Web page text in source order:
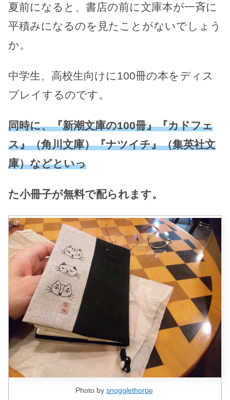
夏前になると、書店の前に文庫本が一斉に
平積みになるのを見たことがないでしょう
か。
中学生、高校生向けに100冊の本をディス
プレイするのです。
同時に、『新潮文庫の100冊』『カドフェ
ス』（角川文庫）『ナツイチ』（集英社文
庫）などといっ
た小冊子が無料で配られます。
Photo by snogglethorpe